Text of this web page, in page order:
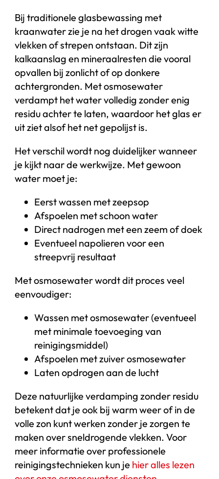
Bij traditionele glasbewassing met
kraanwater zie je na het drogen vaak witte
vlekken of strepen ontstaan. Dit zijn
kalkaanslag en mineraalresten die vooral
opvallen bij zonlicht of op donkere
achtergronden. Met osmosewater
verdampt het water volledig zonder enig
residu achter te laten, waardoor het glas er
uit ziet alsof het net gepolijst is.
Het verschil wordt nog duidelijker wanneer
je kijkt naar de werkwijze. Met gewoon
water moet je:
Eerst wassen met zeepsop
Afspoelen met schoon water
Direct nadrogen met een zeem of doek
Eventueel napolieren voor een
streepvrij resultaat
Met osmosewater wordt dit proces veel
eenvoudiger:
Wassen met osmosewater (eventueel
met minimale toevoeging van
reinigingsmiddel)
Afspoelen met zuiver osmosewater
Laten opdrogen aan de lucht
Deze natuurlijke verdamping zonder residu
betekent dat je ook bij warm weer of in de
volle zon kunt werken zonder je zorgen te
maken over sneldrogende vlekken. Voor
meer informatie over professionele
reinigingstechnieken kun je hier alles lezen